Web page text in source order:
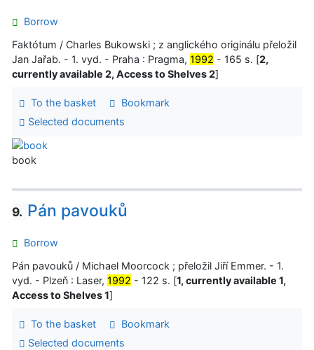
Borrow
Faktótum / Charles Bukowski ; z anglického originálu přeložil
Jan Jařab. - 1. vyd. - Praha : Pragma, 1992 - 165 s. [2,
currently available 2, Access to Shelves 2]
To the basket
Bookmark
Selected documents
book
9. Pán pavouků
Borrow
Pán pavouků / Michael Moorcock ; přeložil Jiří Emmer. - 1.
vyd. - Plzeň : Laser, 1992 - 122 s. [1, currently available 1,
Access to Shelves 1]
To the basket
Bookmark
Selected documents